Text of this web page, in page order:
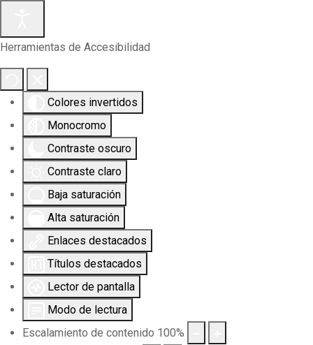
Herramientas de Accesibilidad
Colores invertidos
Monocromo
Contraste oscuro
Contraste claro
Baja saturación
Alta saturación
Enlaces destacados
Títulos destacados
Lector de pantalla
Modo de lectura
Escalamiento de contenido 100%